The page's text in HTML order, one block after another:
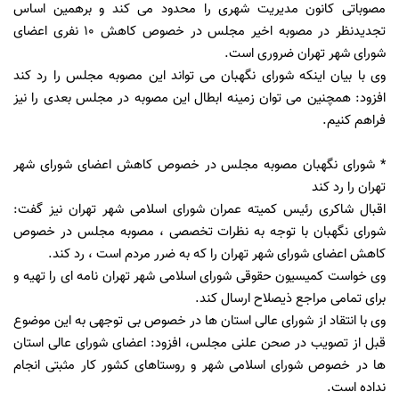
مصوباتی کانون مدیریت شهری را محدود می کند و برهمین اساس
تجدیدنظر در مصوبه اخیر مجلس در خصوص کاهش 10 نفری اعضای
شورای شهر تهران ضروری است.
وی با بیان اینکه شورای نگهبان می تواند این مصوبه مجلس را رد کند
افزود: همچنین می توان زمینه ابطال این مصوبه در مجلس بعدی را نیز
فراهم کنیم.
* شورای نگهبان مصوبه مجلس در خصوص کاهش اعضای شورای شهر
تهران را رد کند
اقبال شاکری رئیس کمیته عمران شورای اسلامی شهر تهران نیز گفت:
شورای نگهبان با توجه به نظرات تخصصی ، مصوبه مجلس در خصوص
کاهش اعضای شورای شهر تهران را که به ضرر مردم است ، رد کند.
وی خواست کمیسیون حقوقی شورای اسلامی شهر تهران نامه ای را تهیه و
برای تمامی مراجع ذیصلاح ارسال کند.
وی با انتقاد از شورای عالی استان ها در خصوص بی توجهی به این موضوع
قبل از تصویب در صحن علنی مجلس، افزود: اعضای شورای عالی استان
ها در خصوص شورای اسلامی شهر و روستاهای کشور کار مثبتی انجام
نداده است.